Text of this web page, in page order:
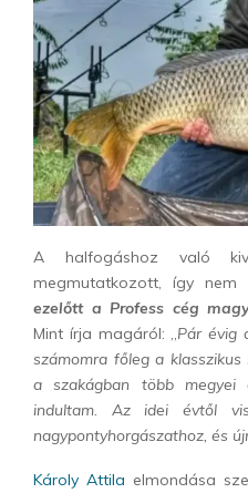
A halfogáshoz való
megmutatkozott, így nem
ezelőtt a Profess cég
Mint írja magáról: „Pár évig
számomra főleg a klasszikus
a szakágban több megyei
indultam. Az idei évtől
nagypontyhorgászathoz, és
Károly Attila elmondása